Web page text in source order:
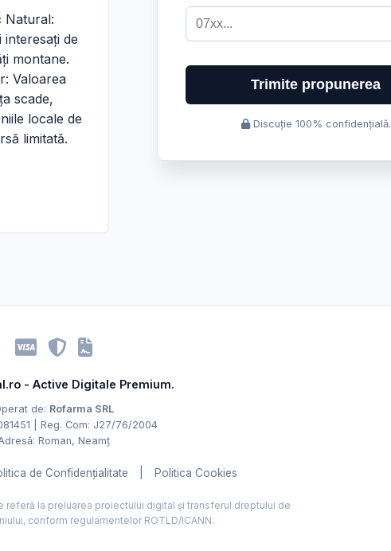
Natural:
de
montane.
Valoarea
scade,
locale de
limitată.
Trimite propunerea
Discuție 100% confidențială.
- Active Digitale Premium.
de: Rofarma SRL
| Reg. Com: J27/76/2004
Roman, Neamț
de Confidențialitate Politica Cookies
la preluarea proiectului digital și transferul dreptului de
conform regulamentelor ROTLD/ICANN.